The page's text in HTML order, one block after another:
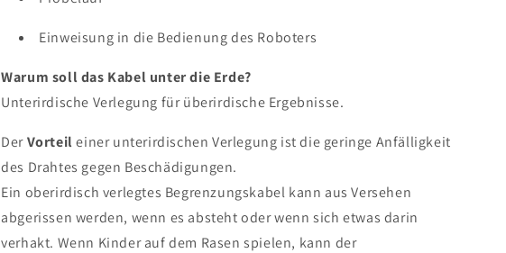
Einweisung in die Bedienung des Roboters
Warum soll das Kabel unter die Erde?
Unterirdische Verlegung für überirdische Ergebnisse.
DerVorteil einer unterirdischen Verlegung ist die geringe Anfälligkeit
des Drahtes gegen Beschädigungen.
Ein oberirdisch verlegtes Begrenzungskabel kann aus Versehen
abgerissen werden, wenn es absteht oder wenn sich etwas darin
verhakt. Wenn Kinder auf dem Rasen spielen, kann der